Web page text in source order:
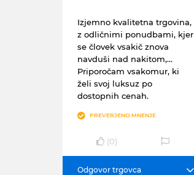
Izjemno kvalitetna trgovina,
z odličnimi ponudbami, kjer
se človek vsakič znova
navduši nad nakitom,...
Priporočam vsakomur, ki
želi svoj luksuz po
dostopnih cenah.
PREVERJENO MNENJE
(0)
Odgovor trgovca